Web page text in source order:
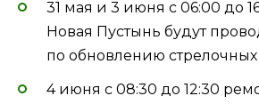
31 мая и 3 июня с 06:00 до
Новая Пустынь будут
по обновлению
4 июня с 08:30 до 12:30